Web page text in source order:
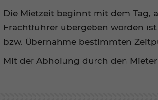
Die Mietzeit beginnt mit dem Tag,
Frachtführer übergeben worden
bzw. Übernahme bestimmten
Mit der Abholung durch den